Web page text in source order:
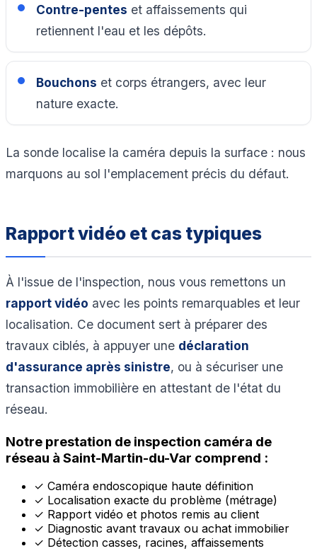
Contre-pentes et affaissements qui
retiennent l'eau et les dépôts.
Bouchons et corps étrangers, avec leur
nature exacte.
La sonde localise la caméra depuis la surface : nous
marquons au sol l'emplacement précis du défaut.
Rapport vidéo et cas typiques
À l'issue de l'inspection, nous vous remettons un
rapport vidéo avec les points remarquables et leur
localisation. Ce document sert à préparer des
travaux ciblés, à appuyer une déclaration
d'assurance après sinistre, ou à sécuriser une
transaction immobilière en attestant de l'état du
réseau.
Notre prestation de inspection caméra de
réseau à Saint-Martin-du-Var comprend :
✓ Caméra endoscopique haute définition
✓ Localisation exacte du problème (métrage)
✓ Rapport vidéo et photos remis au client
✓ Diagnostic avant travaux ou achat immobilier
✓ Détection casses, racines, affaissements